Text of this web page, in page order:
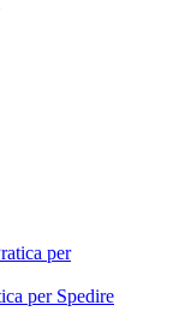
per Spedire